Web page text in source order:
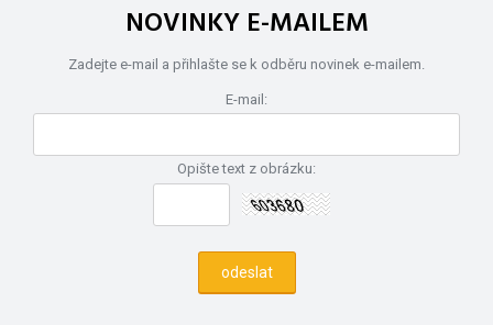
NOVINKY E-MAILEM
Zadejte e-mail a přihlašte se k odběru novinek e-mailem.
E-mail:
Opište text z obrázku: